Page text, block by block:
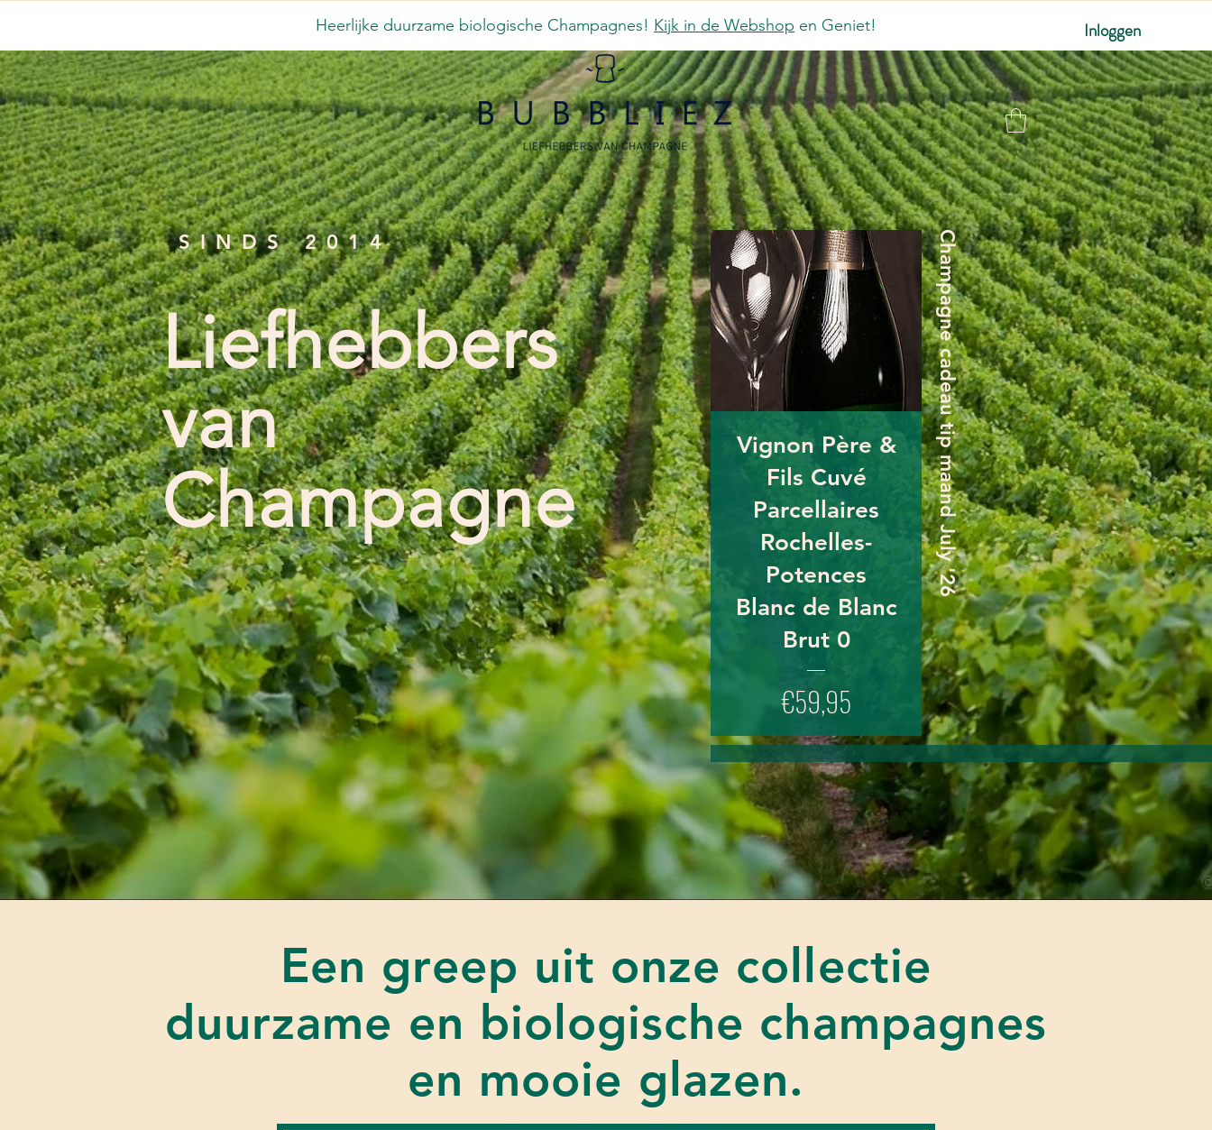
Heerlijke duurzame biologische Champagnes! Kijk in de Webshop en Geniet! Inloggen
SINDS 2014
Liefhebbers
van
Champagne
Champagne cadeau tip maand July '26
Vignon Père &
Fils Cuvé
Parcellaires
Rochelles-
Potences
Blanc de Blanc
Brut 0
€59,95Prijs
Een greep uit onze collectie
duurzame en biologische champagnes
en mooie glazen.